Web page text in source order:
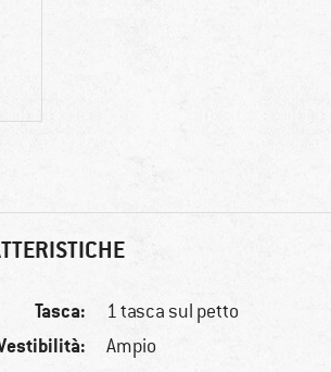
Tasca: 1 tasca sul petto
Ampio